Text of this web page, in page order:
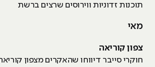
תוכנות זדוניות ווירוסים שרצים ברשת
מאי
צפון קוריאה
חוקרי סייבר דיווחו שהאקרים מצפון